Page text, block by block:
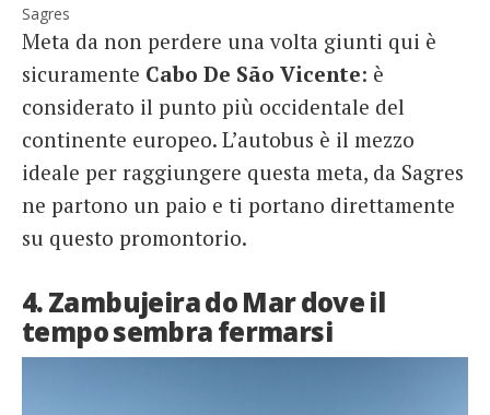
Sagres
Meta da non perdere una volta giunti qui è
sicuramente Cabo De São Vicente: è
considerato il punto più occidentale del
continente europeo. L’autobus è il mezzo
ideale per raggiungere questa meta, da Sagres
ne partono un paio e ti portano direttamente
su questo promontorio.
4. Zambujeira do Mar dove il
tempo sembra fermarsi